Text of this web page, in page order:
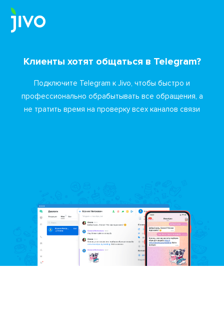
Клиенты хотят общаться в Telegram?
Подключите Telegram к Jivo, чтобы быстро и
профессионально обрабытывать все обращения, а
не тратить время на проверку всех каналов связи